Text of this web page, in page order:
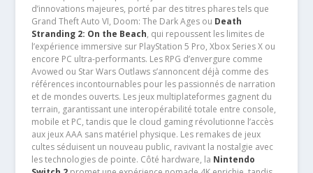
d’innovations majeures, porté par des titres phares tels que
Grand Theft Auto VI, Doom: The Dark Ages ou Death
Stranding 2: On the Beach, qui repoussent les limites de
l’expérience immersive sur PlayStation 5 Pro, Xbox Series X ou
encore PC ultra-performants. Les RPG d’envergure comme
Avowed ou Star Wars Outlaws s’annoncent déjà comme des
références incontournables pour les passionnés de narration
et de mondes ouverts. Les jeux multiplateformes gagnent du
terrain, garantissant une interopérabilité totale entre console,
mobile et PC, tandis que le cloud gaming révolutionne l’accès
aux jeux AAA sans matériel physique. Les remakes de jeux
cultes séduisent un nouveau public, ravivant la nostalgie avec
les technologies de pointe. Côté hardware, la Nintendo